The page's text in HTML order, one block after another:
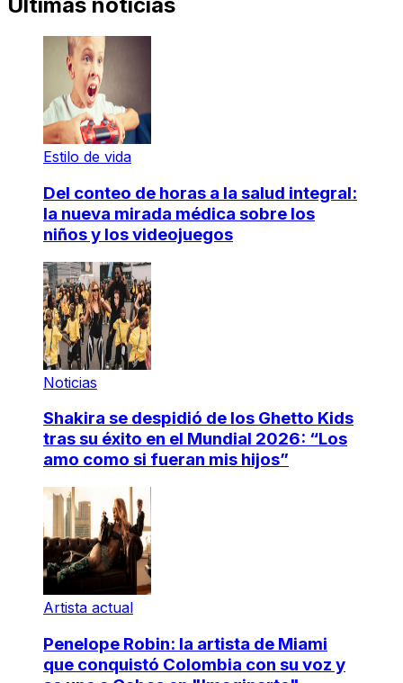
Estilo de vida
Del conteo de horas a la salud integral:
la nueva mirada médica sobre los
niños y los videojuegos
Noticias
Shakira se despidió de los Ghetto Kids
tras su éxito en el Mundial 2026: “Los
amo como si fueran mis hijos”
Artista actual
Penelope Robin: la artista de Miami
que conquistó Colombia con su voz y